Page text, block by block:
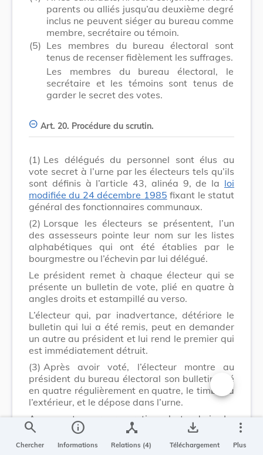
parents ou alliés jusqu’au deuxième degré
inclus ne peuvent siéger au bureau comme
membre, secrétaire ou témoin.
(5) Les membres du bureau électoral sont
tenus de recenser fidèlement les suffrages.
Les membres du bureau électoral, le
secrétaire et les témoins sont tenus de
garder le secret des votes.
Art. 20. Procédure du scrutin.
(1) Les délégués du personnel sont élus au
vote secret à l’urne par les électeurs tels qu’ils
sont définis à l’article 43, alinéa 9, de la loi
modifiée du 24 décembre 1985 fixant le statut
général des fonctionnaires communaux.
(2) Lorsque les électeurs se présentent, l’un
des assesseurs pointe leur nom sur les listes
alphabétiques qui ont été établies par le
bourgmestre ou l’échevin par lui délégué.
Le président remet à chaque électeur qui se
présente un bulletin de vote, plié en quatre à
angles droits et estampillé au verso.
L’électeur qui, par inadvertance, détériore le
bulletin qui lui a été remis, peut en demander
un autre au président et lui rend le premier qui
est immédiatement détruit.
(3) Après avoir voté, l’électeur montre au
président du bureau électoral son bulletin plié
en quatre régulièrement en quatre, le timbre à
l’extérieur, et le dépose dans l’urne.
Aucun vote par procuration n’est admis. Le
bulletin de vote est à remettre par l’électeur en
personne et ne peut être remis ni par un tiers,
Changer la
search
Chercher
info
Informations
device_hub
Relations (4)
save_alt
Téléchargement
more_vert
Plus